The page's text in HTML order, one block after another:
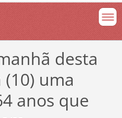
desta
uma
anos que